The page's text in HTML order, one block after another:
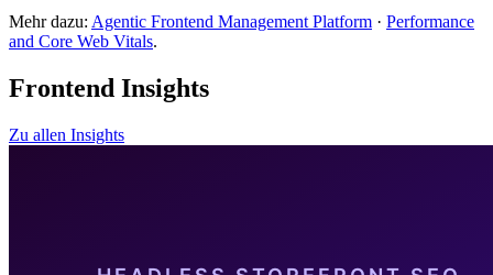
Mehr dazu: Agentic Frontend Management Platform · Performance
and Core Web Vitals.
Frontend Insights
Zu allen Insights